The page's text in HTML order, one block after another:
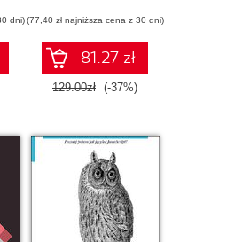
dni) (77,40 zł najniższa cena z 30 dni)
81.27 zł
129.00zł (-37%)